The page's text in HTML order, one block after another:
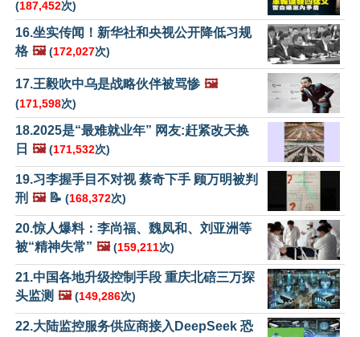
(187,452次)
16.坐实传闻！新华社和央视公开降低习规
格 🖼️ (172,027次)
17.王毅吹中乌是战略伙伴被骂惨 🖼️
(171,598次)
18.2025是“最难就业年” 网友:赶紧改天换
日 🖼️ (171,532次)
19.习李握手目不对视 蔡奇下手 顾万明被判
刑 🖼️📝 (168,372次)
20.惊人爆料：李尚福、魏凤和、刘亚洲等
被“精神失常” 🖼️ (159,211次)
21.中国各地升级控制手段 重庆北碚三万探
头监测 🖼️ (149,286次)
22.大陆监控服务供应商接入DeepSeek 恐